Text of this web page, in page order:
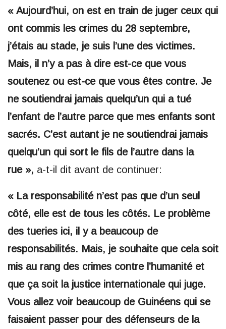
« Aujourd’hui, on est en train de juger ceux qui
ont commis les crimes du 28 septembre,
j’étais au stade, je suis l’une des victimes.
Mais, il n’y a pas à dire est-ce que vous
soutenez ou est-ce que vous êtes contre. Je
ne soutiendrai jamais quelqu’un qui a tué
l’enfant de l’autre parce que mes enfants sont
sacrés. C’est autant je ne soutiendrai jamais
quelqu’un qui sort le fils de l’autre dans la
rue », a-t-il dit avant de continuer:
« La responsabilité n’est pas que d’un seul
côté, elle est de tous les côtés. Le problème
des tueries ici, il y a beaucoup de
responsabilités. Mais, je souhaite que cela soit
mis au rang des crimes contre l’humanité et
que ça soit la justice internationale qui juge.
Vous allez voir beaucoup de Guinéens qui se
faisaient passer pour des défenseurs de la